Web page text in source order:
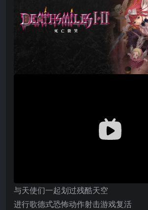
与天使们一起划过残酷天空
进行歌德式恐怖动作射击游戏复活